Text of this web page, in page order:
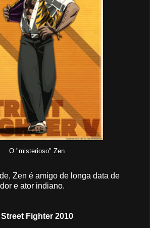
O "misterioso" Zen
Zen é amigo de longa data de
e ator indiano.
Street Fighter 2010